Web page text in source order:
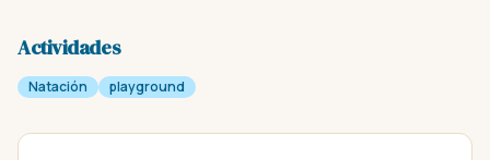
Actividades
Natación playground